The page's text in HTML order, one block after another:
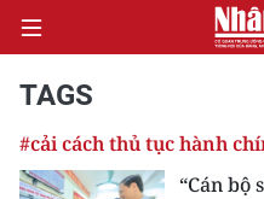
CHÍNH TRỊ
TAGS
#cải cách thủ tục hành
“Cán bộ